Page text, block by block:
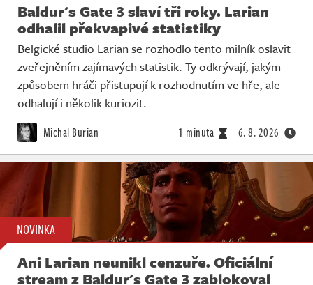
Baldur's Gate 3 slaví tři roky. Larian
odhalil překvapivé statistiky
Belgické studio Larian se rozhodlo tento milník oslavit
zveřejněním zajímavých statistik. Ty odkrývají, jakým
způsobem hráči přistupují k rozhodnutím ve hře, ale
odhalují i několik kuriozit.
Michal Burian 1 minuta 6. 8. 2026
NOVINKA
Ani Larian neunikl cenzuře. Oficiální
stream z Baldur's Gate 3 zablokoval